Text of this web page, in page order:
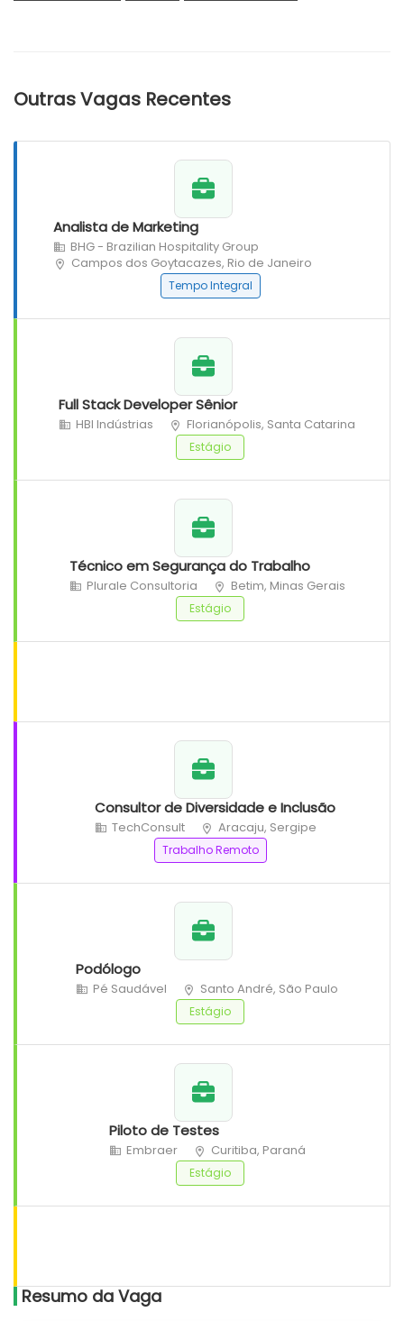
Outras Vagas Recentes
Analista de Marketing
BHG - Brazilian Hospitality Group
Campos dos Goytacazes, Rio de Janeiro
Tempo Integral
Full Stack Developer Sênior
HBI Indústrias Florianópolis, Santa Catarina
Estágio
Técnico em Segurança do Trabalho
Plurale Consultoria Betim, Minas Gerais
Estágio
Consultor de Diversidade e Inclusão
TechConsult Aracaju, Sergipe
Trabalho Remoto
Podólogo
Pé Saudável Santo André, São Paulo
Estágio
Piloto de Testes
Embraer Curitiba, Paraná
Estágio
Resumo da Vaga